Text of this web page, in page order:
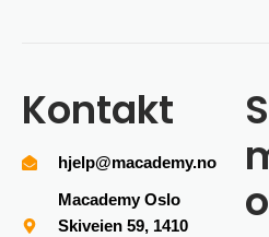
Kontakt
hjelp@macademy.no
Macademy Oslo
Skiveien 59, 1410